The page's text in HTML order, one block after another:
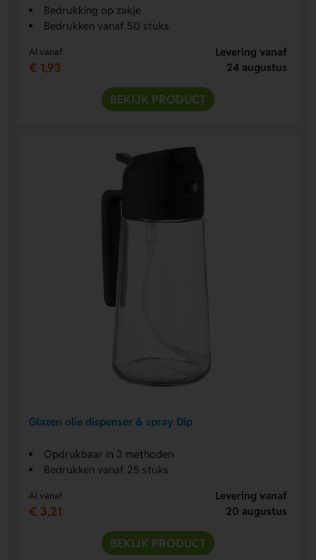
Bedrukking op zakje
Bedrukken vanaf 50 stuks
Al vanaf
€ 1,93
Levering vanaf
24 augustus
BEKIJK PRODUCT
Glazen olie dispenser & spray Dip
Opdrukbaar in 3 methoden
Bedrukken vanaf 25 stuks
Al vanaf
€ 3,21
Levering vanaf
20 augustus
BEKIJK PRODUCT